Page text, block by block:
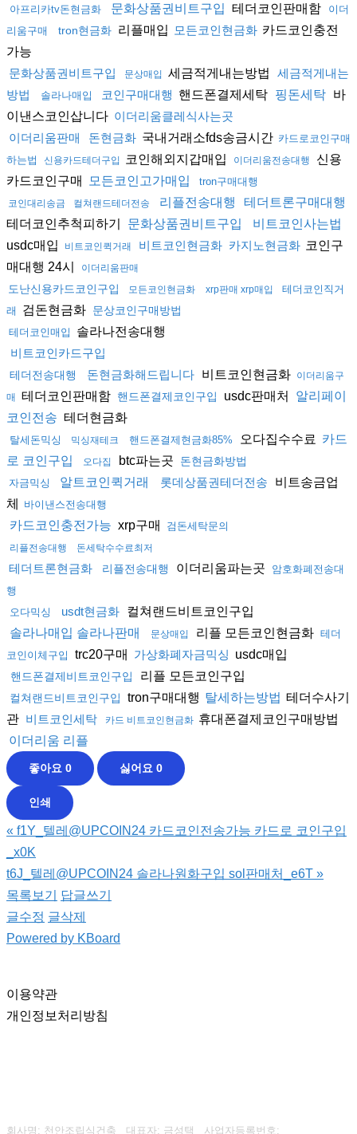
아프리카tv돈현금화 문화상품권비트구입 테더코인판매함
이더
리움구매
tron현금화 리플매입 모든코인현금화 카드코인충전
가능
문화상품권비트구입 문상매입 세금적게내는방법
세금적게내는
방법
솔라나매입 코인구매대행 핸드폰결제세탁 핑돈세탁 바
이낸스코인삽니다 이더리움클레식사는곳
이더리움판매
돈현금화 국내거래소fds송금시간 카드로코인구매
하는법
신용카드테더구입 코인해외지갑매입 이더리움전송대행
신용
카드코인구매
모든코인고가매입 tron구매대행
코인대리송금 컬쳐랜드테더전송 리플전송대행 테더트론구매대행
테더코인추척피하기 문화상품권비트구입 비트코인사는법
usdc매입 비트코인퀵거래 비트코인현금화 카지노현금화 코인구
매대행 24시
이더리움판매
도난신용카드코인구입 모든코인현금화 xrp판매 xrp매입
테더코인직거
래
검돈현금화 문상코인구매방법
테더코인매입 솔라나전송대행
비트코인카드구입
테더전송대행 돈현금화해드립니다 비트코인현금화 이더리움구
매
테더코인판매함 핸드폰결제코인구입 usdc판매처
알리페이
코인전송 테더현금화
탈세돈믹싱 믹싱재테크 핸드폰결제현금화85% 오다집수수료 카드
로 코인구입
오다집 btc파는곳 돈현금화방법
자금믹싱 알트코인퀵거래 롯데상품권테더전송
비트송금업
체
바이낸스전송대행
카드코인충전가능 xrp구매 검돈세탁문의
리플전송대행 돈세탁수수료최저
테더트론현금화 리플전송대행 이더리움파는곳
암호화폐전송대
행
오다믹싱
usdt현금화 컬쳐랜드비트코인구입
솔라나매입 솔라나판매 문상매입 리플 모든코인현금화 테더
코인이체구입
trc20구매 가상화폐자금믹싱 usdc매입
핸드폰결제비트코인구입 리플 모든코인구입
컬쳐랜드비트코인구입 tron구매대행 탈세하는방법 테더수사기
관 비트코인세탁 카드 비트코인현금화 휴대폰결제코인구매방법
이더리움 리플
좋아요 0 싫어요 0
인쇄
« f1Y_텔레@UPCOIN24 카드코인전송가능 카드로 코인구입
_x0K
t6J_텔레@UPCOIN24 솔라나원화구입 sol판매처_e6T »
목록보기
답글쓰기
글수정 글삭제
Powered by KBoard
이용약관
개인정보처리방침
회사명: 천안조립식건축 대표자: 금성택 사업자등록번호: